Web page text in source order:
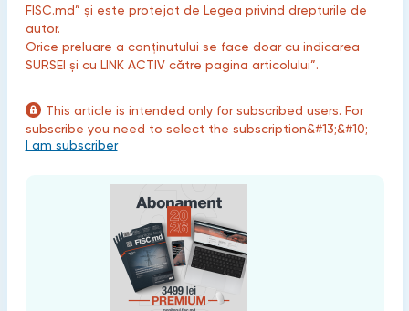
FISC.md” și este protejat de Legea privind drepturile de
autor.
Orice preluare a conținutului se face doar cu indicarea
SURSEI și cu LINK ACTIV către pagina articolului”.
This article is intended only for subscribed users. For
subscribe you need to select the subscription&#13;&#10;
I am subscriber